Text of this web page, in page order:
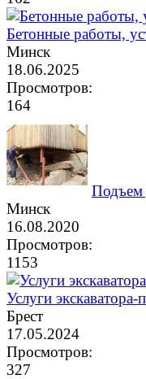
Бетонные работы,
Минск
18.06.2025
Просмотров:
164
Подъем
Минск
16.08.2020
Просмотров:
1153
Услуги экскаватора-
Брест
17.05.2024
Просмотров:
327